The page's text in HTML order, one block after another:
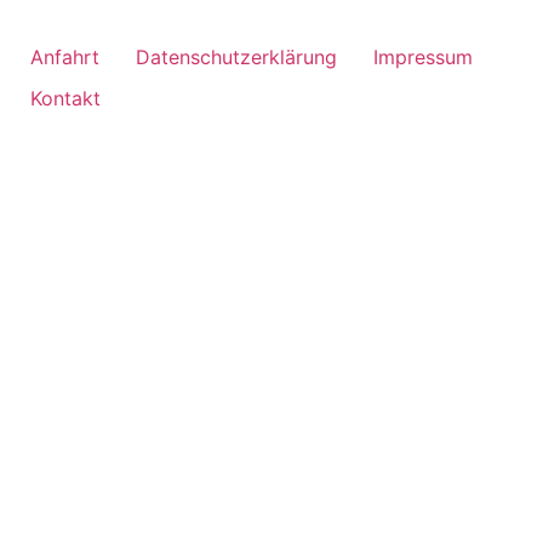
Anfahrt Datenschutzerklärung
Impressum
Kontakt